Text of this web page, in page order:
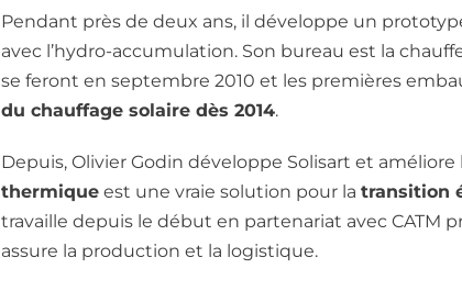
Pendant près de deux ans, il développe un
avec l’hydro-accumulation. Son bureau est la
se feront en septembre 2010 et les premières
du chauffage solaire dès 2014.
Depuis, Olivier Godin développe Solisart et
thermique est une vraie solution pour la transition
travaille depuis le début en partenariat avec CATM
assure la production et la logistique.